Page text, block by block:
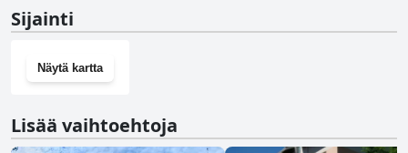
Sijainti
Näytä kartta
Lisää vaihtoehtoja